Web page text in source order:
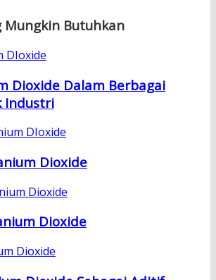
Mungkin Butuhkan
Dioxide Dalam Berbagai
Industri
Dioxide
Dioxide